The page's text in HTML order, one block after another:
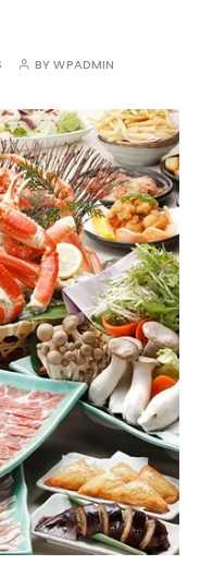
BYWPADMIN